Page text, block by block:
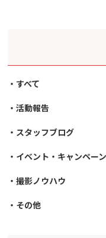
すべて
活動報告
スタッフブログ
イベント・キャンペーン
撮影ノウハウ
その他